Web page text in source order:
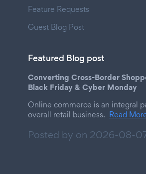
Feature Requests
Guest Blog Post
Featured Blog post
Converting Cross-Border
Black Friday & Cyber Monday
Online commerce is an integral
overall retail business. Read
Posted by on 2026-08-